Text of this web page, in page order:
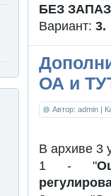
БЕЗ
Вариант: 3.
ОА и
Автор: admin |
В архиве 3
1 - "